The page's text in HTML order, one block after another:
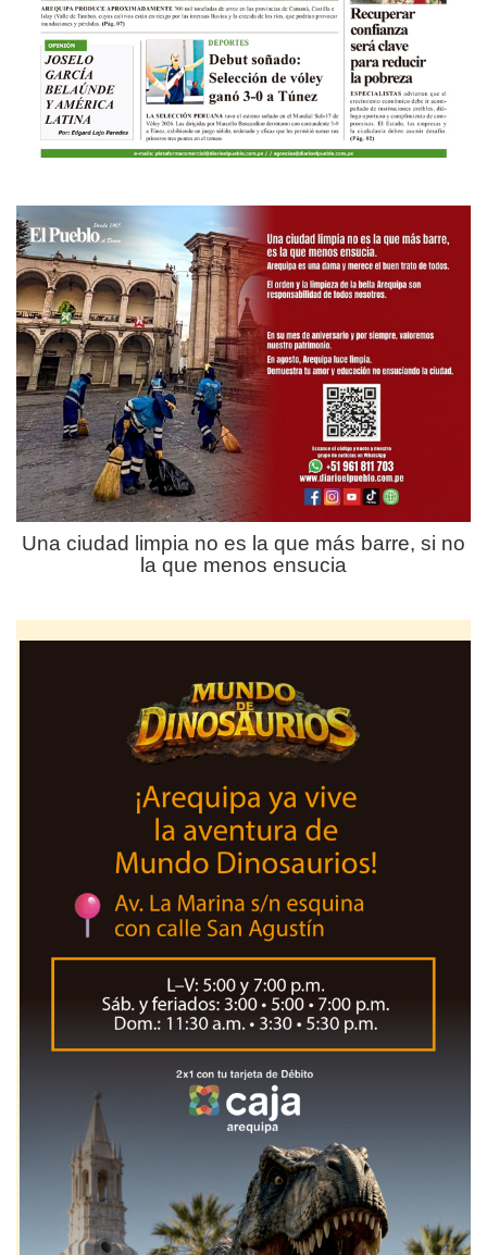
Una ciudad limpia no es la que más barre, si no
la que menos ensucia